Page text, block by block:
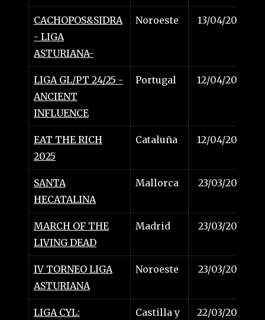
CACHOPOS&SIDRA
- LIGA
ASTURIANA-
Noroeste 13/04/2025
LIGA GL/PT 24/25 -
ANCIENT
INFLUENCE
Portugal 12/04/2025
EAT THE RICH
2025
Cataluña 12/04/2025
SANTA
HECATALINA
Mallorca 23/03/2025
MARCH OF THE
LIVING DEAD
Madrid 23/03/2025
IV TORNEO LIGA
ASTURIANA
Noroeste 23/03/2025
LIGA CYL:
Castilla y
22/03/2025